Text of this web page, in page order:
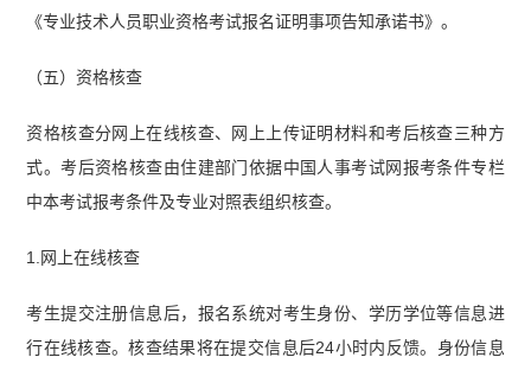
《专业技术人员职业资格考试报名证明事项告知承诺书》。
（五）资格核查
资格核查分网上在线核查、网上上传证明材料和考后核查三种方
式。考后资格核查由住建部门依据中国人事考试网报考条件专栏
中本考试报考条件及专业对照表组织核查。
1.网上在线核查
考生提交注册信息后，报名系统对考生身份、学历学位等信息进
行在线核查。核查结果将在提交信息后24小时内反馈。身份信息